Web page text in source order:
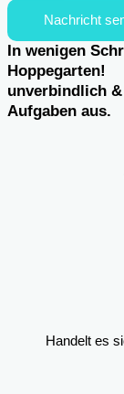
Nachricht
In wenigen
Hoppegarten!
unverbindlich
Aufgaben aus.
Handelt es